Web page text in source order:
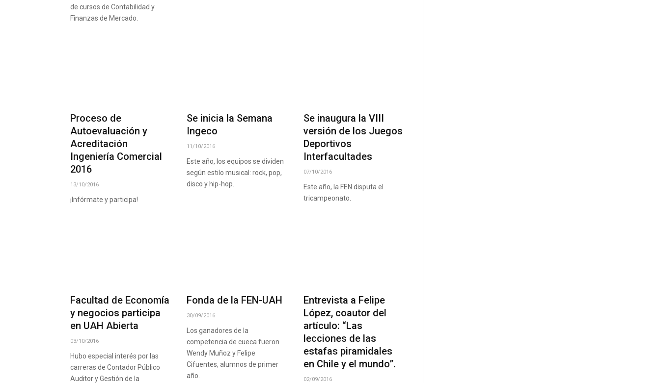
de cursos de Contabilidad y
Finanzas de Mercado.
Proceso de
Autoevaluación y
Acreditación
Ingeniería Comercial
2016
13/10/2016
¡Infórmate y participa!
Se inicia la Semana
Ingeco
11/10/2016
Este año, los equipos se dividen
según estilo musical: rock, pop,
disco y hip-hop.
Se inaugura la VIII
versión de los Juegos
Deportivos
Interfacultades
07/10/2016
Este año, la FEN disputa el
tricampeonato.
Facultad de Economía
y negocios participa
en UAH Abierta
03/10/2016
Hubo especial interés por las
carreras de Contador Público
Auditor y Gestión de la
Fonda de la FEN-UAH
30/09/2016
Los ganadores de la
competencia de cueca fueron
Wendy Muñoz y Felipe
Cifuentes, alumnos de primer
año.
Entrevista a Felipe
López, coautor del
artículo: “Las
lecciones de las
estafas piramidales
en Chile y el mundo”.
02/09/2016